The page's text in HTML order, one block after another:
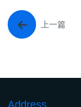
上一篇